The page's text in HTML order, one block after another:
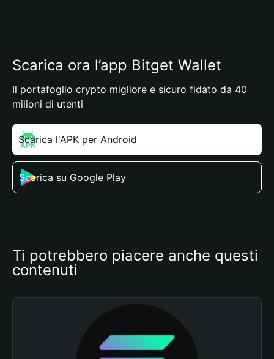
Scarica ora l’app Bitget Wallet
Il portafoglio crypto migliore e sicuro fidato da 40
milioni di utenti
Scarica l'APK per Android
Scarica su Google Play
Ti potrebbero piacere anche questi
contenuti